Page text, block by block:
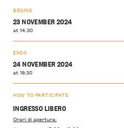
BEGINS
23 NOVEMBER 2024
at 14:30
ENDS
24 NOVEMBER 2024
at 18:30
HOW TO PARTICIPATE
INGRESSO LIBERO
Orari di apertura: